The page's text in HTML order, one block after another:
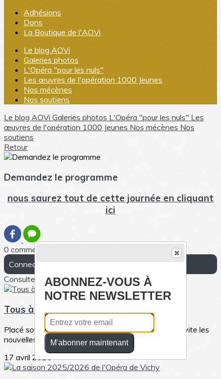
Adhésions
Dons
La Boutique de l'AOVi
Le blog AOVi
Galeries photos
L'Opéra "pour les nuls"
Les œuvres de l'opération 1000 Jeunes
Nos mécènes
Nos soutiens
Le blog AOVi Galeries photos L'Opéra "pour les nuls" Les
œuvres de l'opération 1000 Jeunes Nos mécènes Nos
soutiens
Retour
Demandez le programme
nous saurez tout de cette journée en cliquant
ici
0 commentaire(s)
Connectez-vous pour laisser un commentaire
Consultez également
Tous à l'Opéra, du 6 au 10 Mai 2026
Placé sous le signe de la jeunesse, Tous à l’Opéra invite les
nouvelles générations à...
17 avril 2026
ABONNEZ-VOUS À
NOTRE NEWSLETTER
M'abonner maintenant